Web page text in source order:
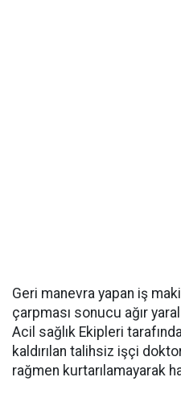
Geri manevra yapan iş
çarpması sonucu ağır
Acil sağlık Ekipleri
kaldırılan talihsiz işçi
rağmen kurtarılamayarak